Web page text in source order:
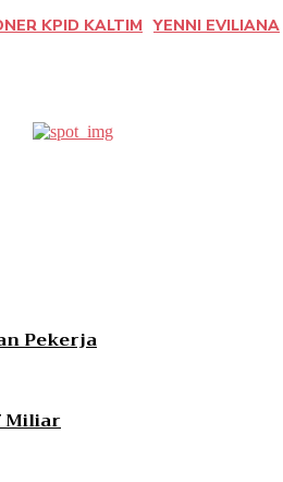
KPID KALTIM YENNI EVILIANA
Pekerja
Miliar